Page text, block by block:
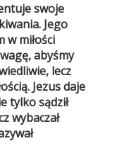
swoje
Jego
miłości
abyśmy
lecz
Jezus daje
tylko sądził
wybaczał